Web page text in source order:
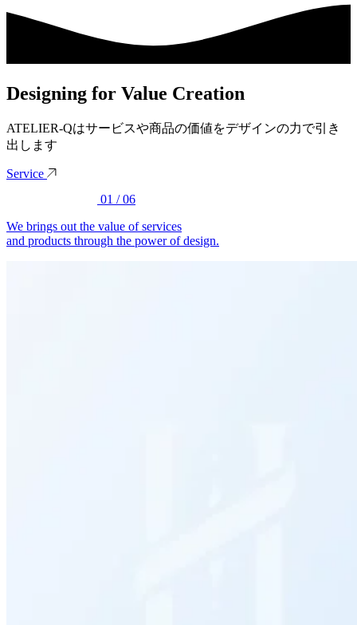
Designing for Value Creation
ATELIER-Qはサービスや商品の価値をデザインの力で引き
出します
Service
01 / 06
We brings out the value of services
and products through the power of design.